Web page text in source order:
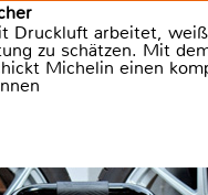
Druckluft arbeitet,
zu schätzen. Mit
Michelin einen